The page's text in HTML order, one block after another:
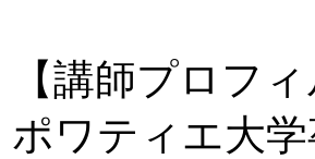
【講師プロフ
ポワティエ大